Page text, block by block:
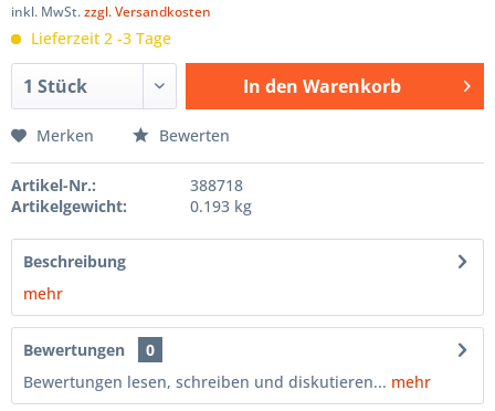
inkl. MwSt.zzgl. Versandkosten
Lieferzeit 2 -3 Tage
In den Warenkorb
Merken Bewerten
Artikel-Nr.:
388718
Artikelgewicht:
0.193 kg
Beschreibung
mehr
Bewertungen
0
Bewertungen lesen, schreiben und diskutieren... mehr